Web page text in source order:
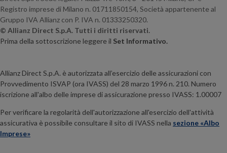
Registro imprese di Milano n. 01711850154, Società appartenente al
Gruppo IVA Allianz con P. IVA n. 01333250320.
© Allianz Direct S.p.A. Tutti i diritti riservati.
Prima della sottoscrizione leggere il Set Informativo.
Allianz Direct S.p.A. è autorizzata all’esercizio delle assicurazioni con
Provvedimento ISVAP (ora IVASS) del 28 marzo 1996 n. 210. Numero
iscrizione all'albo delle imprese di assicurazione presso IVASS: 1.00007
Per verificare la regolarità dell'autorizzazione all'esercizio dell'attività
assicurativa è possibile consultare il sito di IVASS nella sezione «Albo
Imprese»